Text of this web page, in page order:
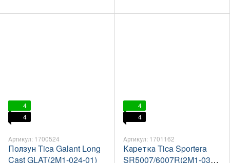
4
4
Артикул: 1700524
Ползун Tica Galant Long
Cast GLAT(2M1-024-01)
4
4
Артикул: 1701162
Каретка Tica Sportera
SR5007/6007R(2M1-034-